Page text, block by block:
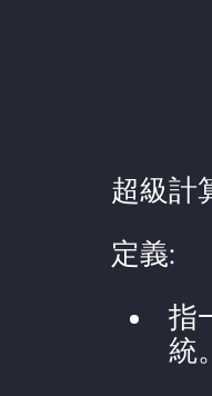
超級計
定義:
指
統。